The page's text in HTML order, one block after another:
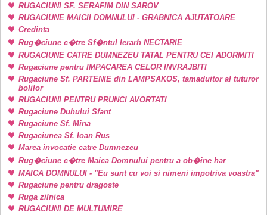
RUGACIUNI SF. SERAFIM DIN SAROV
RUGACIUNE MAICII DOMNULUI - GRABNICA AJUTATOARE
Credinta
Rug�ciune c�tre Sf�ntul Ierarh NECTARIE
RUGACIUNE CATRE DUMNEZEU TATAL PENTRU CEI ADORMITI
Rugaciune pentru IMPACAREA CELOR INVRAJBITI
Rugaciune Sf. PARTENIE din LAMPSAKOS, tamaduitor al tuturor
bolilor
RUGACIUNI PENTRU PRUNCI AVORTATI
Rugaciune Duhului Sfant
Rugaciune Sf. Mina
Rugaciunea Sf. Ioan Rus
Marea invocatie catre Dumnezeu
Rug�ciune c�tre Maica Domnului pentru a ob�ine har
MAICA DOMNULUI - "Eu sunt cu voi si nimeni impotriva voastra"
Rugaciune pentru dragoste
Ruga zilnica
RUGACIUNI DE MULTUMIRE